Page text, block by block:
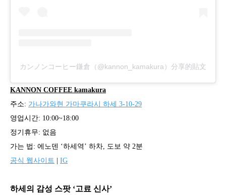
カンノンコーヒー鎌倉（@kannon_kamakura）分享的貼文
KANNON COFFEE kamakura
주소: 가나가와현 가마쿠라시 하세 3-10-29
영업시간: 10:00~18:00
정기휴무: 없음
가는 법: 에노덴 ‘하세역’ 하차, 도보 약 2분
공식 웹사이트
IG
하세의 감성 스팟 ‘고료 신사’